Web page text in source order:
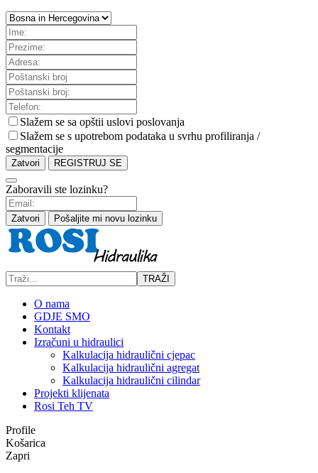
Slažem se sa opštii uslovi poslovanja
Slažem se s upotrebom podataka u svrhu profiliranja /
segmentacije
Zatvori REGISTRUJ SE
Zaboravili ste lozinku?
Zatvori Pošaljite mi novu lozinku
TRAŽI
O nama
GDJE SMO
Kontakt
Izračuni u hidraulici
Kalkulacija hidraulični cjepac
Kalkulacija hidraulični agregat
Kalkulacija hidraulični cilindar
Projekti klijenata
Rosi Teh TV
Profile
Košarica
Zapri